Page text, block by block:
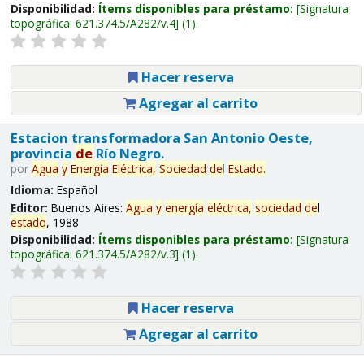
Disponibilidad: Ítems disponibles para préstamo: Signatura
topográfica: 621.374.5/A282/v.4 (1).
Hacer reserva
Agregar al carrito
Estacion transformadora San Antonio Oeste,
provincia deRío Negro.
por Agua y Energía Eléctrica, Sociedad del Estado.
Idioma: Español
Editor: Buenos Aires: Agua y energía eléctrica, sociedad del
estado, 1988
Disponibilidad: Ítems disponibles para préstamo: Signatura
topográfica: 621.374.5/A282/v.3 (1).
Hacer reserva
Agregar al carrito